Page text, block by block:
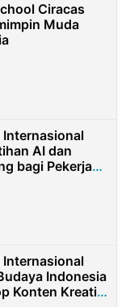
Ciracas
Muda
Internasional
AI dan
bagi Pekerja
di Taiwan
Internasional
Indonesia
Konten Kreatif